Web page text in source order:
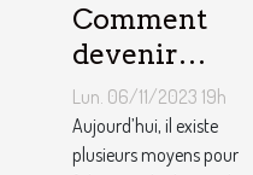
Comment
devenir
bijoutier-
joaillier ?
Lun. 06/11/2023 19h
Aujourd’hui, il existe
plusieurs moyens pour